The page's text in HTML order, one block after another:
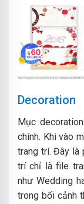
Decoration
Mục
chính. Khi vào
trang trí. Đây là
trí chỉ là file
như Wedding
trong bối cảnh